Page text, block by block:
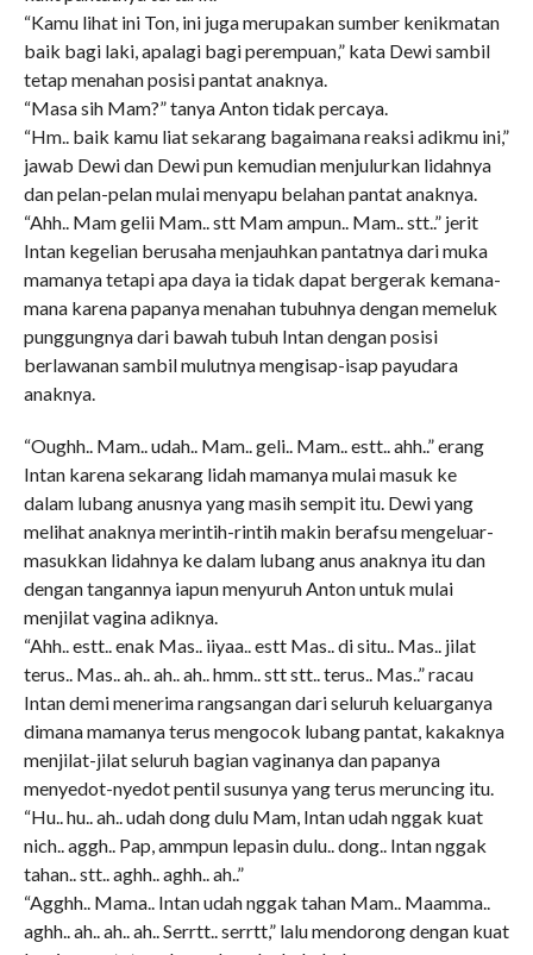
“Kamu lihat ini Ton, ini juga merupakan sumber kenikmatan
baik bagi laki, apalagi bagi perempuan,” kata Dewi sambil
tetap menahan posisi pantat anaknya.
“Masa sih Mam?” tanya Anton tidak percaya.
“Hm.. baik kamu liat sekarang bagaimana reaksi adikmu ini,”
jawab Dewi dan Dewi pun kemudian menjulurkan lidahnya
dan pelan-pelan mulai menyapu belahan pantat anaknya.
“Ahh.. Mam gelii Mam.. stt Mam ampun.. Mam.. stt..” jerit
Intan kegelian berusaha menjauhkan pantatnya dari muka
mamanya tetapi apa daya ia tidak dapat bergerak kemana-
mana karena papanya menahan tubuhnya dengan memeluk
punggungnya dari bawah tubuh Intan dengan posisi
berlawanan sambil mulutnya mengisap-isap payudara
anaknya.
“Oughh.. Mam.. udah.. Mam.. geli.. Mam.. estt.. ahh..” erang
Intan karena sekarang lidah mamanya mulai masuk ke
dalam lubang anusnya yang masih sempit itu. Dewi yang
melihat anaknya merintih-rintih makin berafsu mengeluar-
masukkan lidahnya ke dalam lubang anus anaknya itu dan
dengan tangannya iapun menyuruh Anton untuk mulai
menjilat vagina adiknya.
“Ahh.. estt.. enak Mas.. iiyaa.. estt Mas.. di situ.. Mas.. jilat
terus.. Mas.. ah.. ah.. ah.. hmm.. stt stt.. terus.. Mas..” racau
Intan demi menerima rangsangan dari seluruh keluarganya
dimana mamanya terus mengocok lubang pantat, kakaknya
menjilat-jilat seluruh bagian vaginanya dan papanya
menyedot-nyedot pentil susunya yang terus meruncing itu.
“Hu.. hu.. ah.. udah dong dulu Mam, Intan udah nggak kuat
nich.. aggh.. Pap, ammpun lepasin dulu.. dong.. Intan nggak
tahan.. stt.. aghh.. aghh.. ah..”
“Agghh.. Mama.. Intan udah nggak tahan Mam.. Maamma..
aghh.. ah.. ah.. ah.. Serrtt.. serrtt,” lalu mendorong dengan kuat